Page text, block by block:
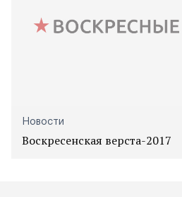
Новости
Воскресенская верста-2017